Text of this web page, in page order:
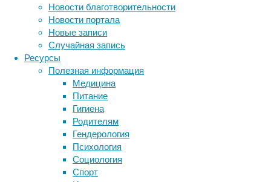
Новости благотворительности
Новости портала
Новые записи
Случайная запись
Ресурсы
Полезная информация
Медицина
Питание
Гигиена
Родителям
Гендерология
Психология
Социология
Спорт
В
прошлом
считалось,
что
воспоминания
личном
опыте,
то
есть
Метки